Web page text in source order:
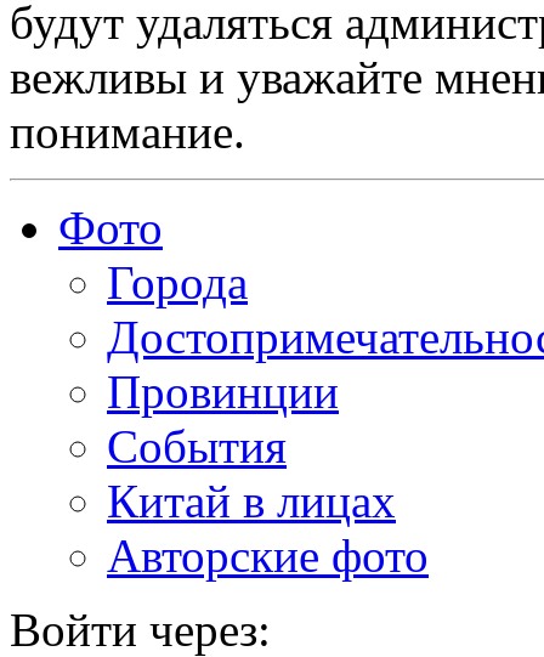
будут удаляться
вежливы и уважайте
понимание.
Фото
Города
Провинции
События
Китай в лицах
Авторские фото
Войти через: